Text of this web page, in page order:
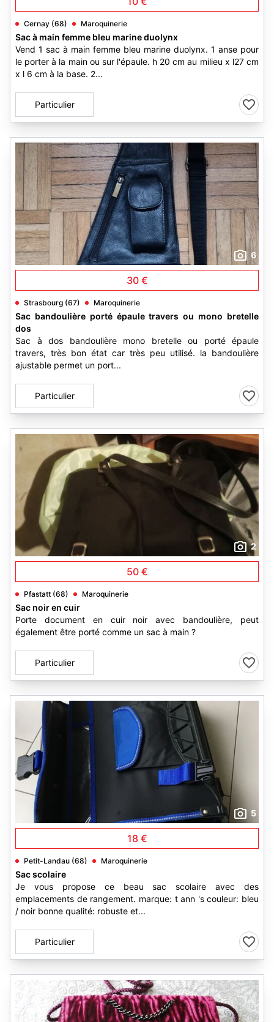
Cernay (68) Maroquinerie
Sac à main femme bleu marine duolynx
Vend 1 sac à main femme bleu marine duolynx. 1 anse pour
le porter à la main ou sur l'épaule. h 20 cm au milieu x l27 cm
x l 6 cm à la base. 2...
Particulier
6
30 €
Strasbourg (67) Maroquinerie
Sac bandoulière porté épaule travers ou mono bretelle
dos
Sac à dos bandoulière mono bretelle ou porté épaule
travers, très bon état car très peu utilisé. la bandoulière
ajustable permet un port...
Particulier
2
50 €
Pfastatt (68) Maroquinerie
Sac noir en cuir
Porte document en cuir noir avec bandoulière, peut
également être porté comme un sac à main ?
Particulier
5
18 €
Petit-Landau (68) Maroquinerie
Sac scolaire
Je vous propose ce beau sac scolaire avec des
emplacements de rangement. marque: t ann 's couleur: bleu
/ noir bonne qualité: robuste et...
Particulier